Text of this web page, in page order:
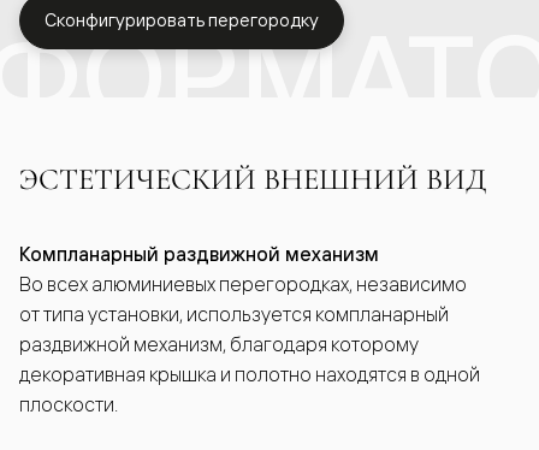
Сконфигурировать перегородку
ЭСТЕТИЧЕСКИЙ ВНЕШНИЙ ВИД
Компланарный раздвижной механизм
Во всех алюминиевых перегородках, независимо
от типа установки, используется компланарный
раздвижной механизм, благодаря которому
декоративная крышка и полотно находятся в одной
плоскости.